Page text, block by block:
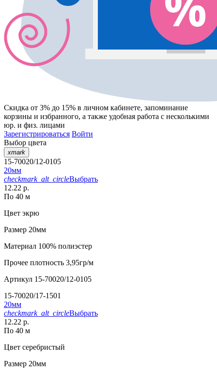
Скидка от 3% до 15% в личном кабинете, запоминание
корзины и избранного, а также удобная работа с несколькими
юр. и физ. лицами
Зарегистрироваться Войти
Выбор цвета
xmark
15-70020/12-0105
20мм
checkmark_alt_circleВыбрать
12.22 р.
По 40 м
Цвет экрю
Размер 20мм
Материал 100% полиэстер
Прочее плотность 3,95гр/м
Артикул 15-70020/12-0105
15-70020/17-1501
20мм
checkmark_alt_circleВыбрать
12.22 р.
По 40 м
Цвет серебристый
Размер 20мм